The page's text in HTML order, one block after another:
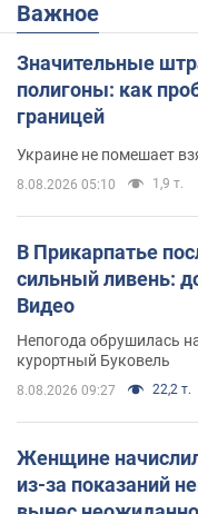
Важное
Значительные
полигоны: как
границей
Украине не помешает
8.08.2026 05:10 1,9 т.
В Прикарпатье
сильный ливень:
Видео
Непогода обрушилась
курортный Буковель
8.08.2026 09:27 22,2 т.
Женщине
из-за показаний